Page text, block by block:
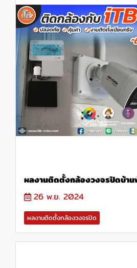
ผลงานติดตั้งกล้องวงจรปิดบ้าน
26 พ.ย. 2024
ผลงานติดตั้งกล้องวงจรปิด